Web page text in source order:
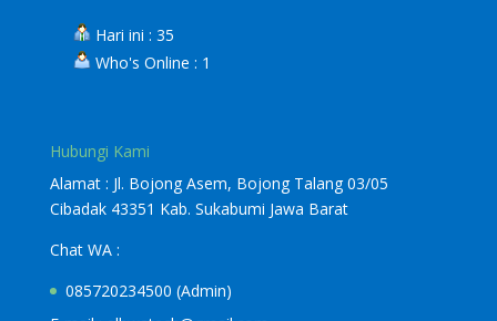
Hari ini : 35
Who's Online : 1
Hubungi Kami
Alamat : Jl. Bojong Asem, Bojong Talang 03/05
Cibadak 43351 Kab. Sukabumi Jawa Barat
Chat WA :
085720234500 (Admin)